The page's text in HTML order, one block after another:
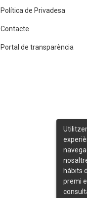
Política de Privadesa
Contacte
Portal de transparència
hàbits
premi